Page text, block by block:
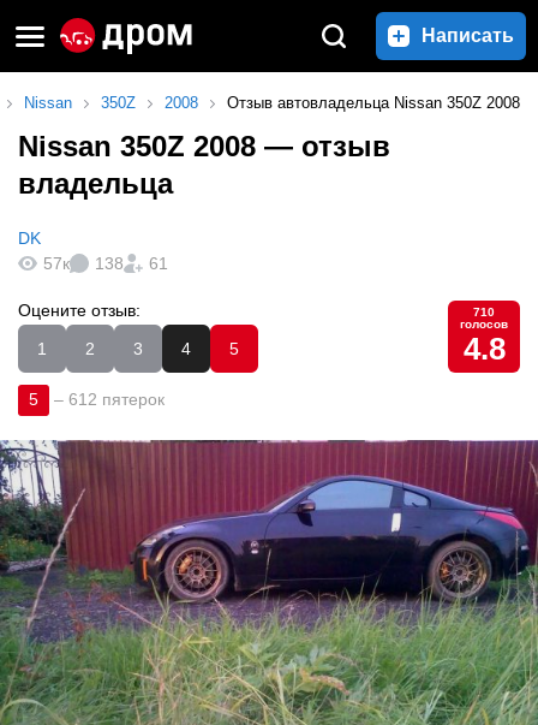
Написать
Nissan 350Z 2008 Отзыв автовладельца Nissan 350Z 2008
Nissan 350Z 2008 — отзыв
владельца
DK
57к
138 61
Оцените отзыв:
1
2 3 4 5
710
голосов
4.8
5 – 612 пятерок